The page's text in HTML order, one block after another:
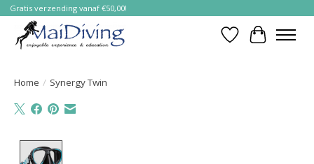
Gratis verzending vanaf €50,00!
Verlanglijst
Home / Synergy Twin